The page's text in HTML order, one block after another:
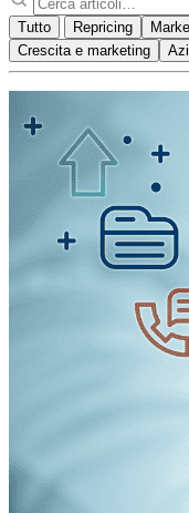
Tutto Repricing
Crescita e marketing